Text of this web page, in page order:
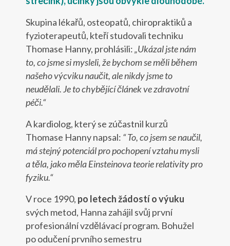
Skupina lékařů, osteopatů, chiropraktiků a
fyzioterapeutů, kteří studovali techniku
Thomase Hanny, prohlásili:„Ukázal jste nám
to, co jsme si mysleli, že bychom se měli během
našeho výcviku naučit, ale nikdy jsme to
neudělali. Je to chybějící článek ve zdravotní
péči.“
A kardiolog, který se zúčastnil kurzů
Thomase Hanny napsal: “ To, co jsem se naučil,
má stejný potenciál pro pochopení vztahu mysli
a těla, jako měla Einsteinova teorie relativity pro
fyziku.“
V roce 1990, po letech žádostí o výuku
svých metod, Hanna zahájil svůj první
profesionální vzdělávací program. Bohužel
po odučení prvního semestru